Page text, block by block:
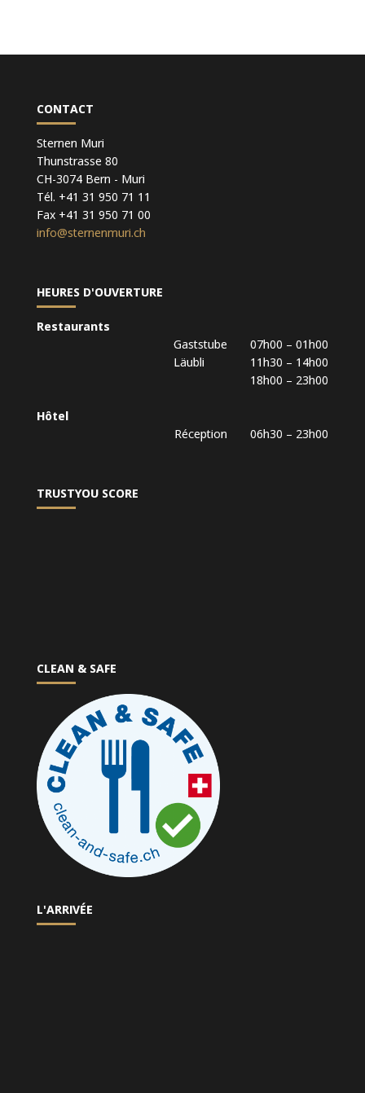
CONTACT
Sternen Muri
Thunstrasse 80
CH-3074 Bern - Muri
Tél. +41 31 950 71 11
Fax +41 31 950 71 00
info@sternenmuri.ch
HEURES D'OUVERTURE
Restaurants
Gaststube 07h00 – 01h00
Läubli 11h30 – 14h00
18h00 – 23h00
Hôtel
Réception 06h30 – 23h00
TRUSTYOU SCORE
CLEAN & SAFE
L'ARRIVÉE